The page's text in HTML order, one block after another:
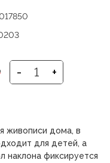
- +
живописи дома, в
для детей, а
наклона фиксируется